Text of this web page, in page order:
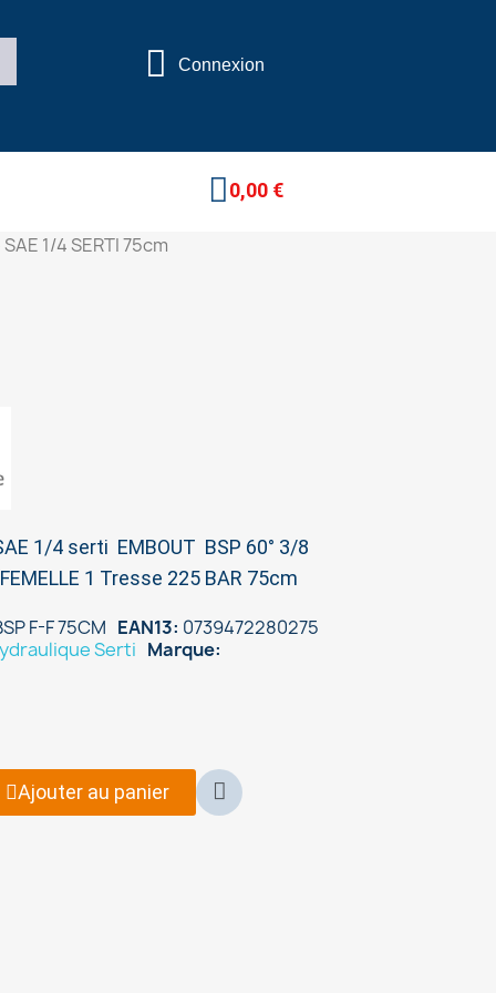
Connexion
0,00 €
1/4 SERTI 75cm
1/4 serti EMBOUT BSP 60° 3/8
1 Tresse 225 BAR 75cm
F-F 75CM EAN13 0739472280275
Serti Marque
Ajouter au panier